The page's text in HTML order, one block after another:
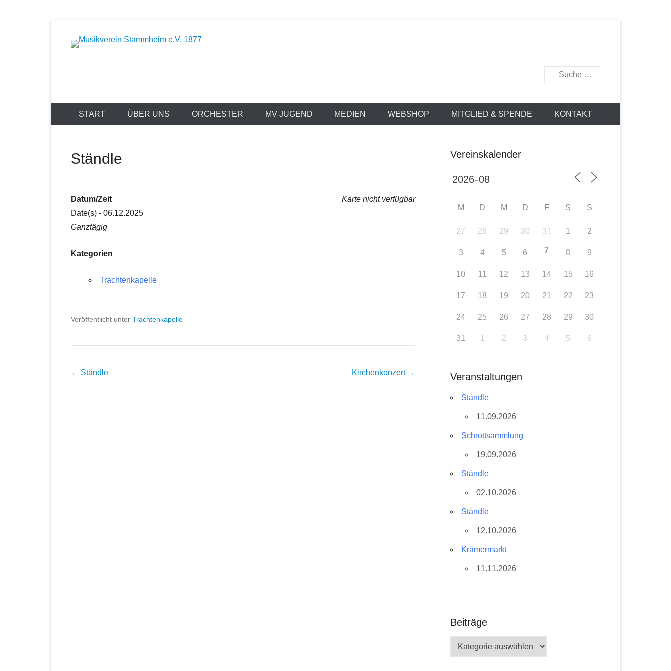
Suchen
START ÜBER UNS ORCHESTER MV JUGEND MEDIEN WEBSHOP MITGLIED & SPENDE KONTAKT
Ständle
Karte nicht verfügbar
Datum/Zeit
Date(s) - 06.12.2025
Ganztägig
Kategorien
Trachtenkapelle
Veröffentlicht unter Trachtenkapelle
Beitragsnavigation
← Ständle Kirchenkonzert →
Vereinskalender
M D M D F S S
27 28 29 30 31 1 2
3 4 5 6 7 8 9
10 11 12 13 14 15 16
17 18 19 20 21 22 23
24 25 26 27 28 29 30
31 1 2 3 4 5 6
Veranstaltungen
Ständle
11.09.2026
Schrottsammlung
19.09.2026
Ständle
02.10.2026
Ständle
12.10.2026
Krämermarkt
11.11.2026
Beiträge
Beiträge